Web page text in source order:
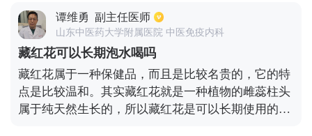
症状的人来说，当归可以泡水喝，而且还能够每天
喝。但是如果自身没有症状，则不需要额外补充一些
物质，因此没必要喝当归水，应该根据自身的情况和
需求来选择。
谭维勇 副主任医师
山东中医药大学附属医院 中医免疫内科
藏红花可以长期泡水喝吗
藏红花属于一种保健品，而且是比较名贵的，它的特
点是比较温和。其实藏红花就是一种植物的雌蕊柱头
属于纯天然生长的，所以藏红花是可以长期使用的，